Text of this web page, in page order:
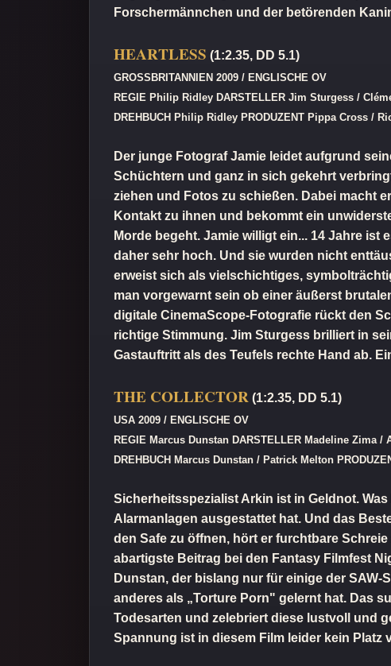
Forschermännchen und der betörenden
HEARTLESS (1:2.35, DD 5.1)
GROSSBRITANNIEN 2009 / ENGLISCHE OV
REGIE Philip Ridley DARSTELLER Jim Sturgess /
DREHBUCH Philip Ridley PRODUZENT Pippa Cross /
Der junge Fotograf Jamie leidet aufgrund
Schüchtern und ganz in sich gekehrt
ziehen und Fotos zu schießen. Dabei macht
Kontakt zu ihnen und bekommt ein
Morde begeht. Jamie willigt ein... 14 Jahre
daher sehr hoch. Und sie wurden nicht
erweist sich als vielschichtiges,
man vorgewarnt sein ob einer äußerst
digitale CinemaScope-Fotografie rückt den
richtige Stimmung. Jim Sturgess brilliert in
Gastauftritt als des Teufels rechte Hand ab.
THE COLLECTOR (1:2.35, DD 5.1)
USA 2009 / ENGLISCHE OV
REGIE Marcus Dunstan DARSTELLER Madeline
DREHBUCH Marcus Dunstan / Patrick Melton
Sicherheitsspezialist Arkin ist in Geldnot.
Alarmanlagen ausgestattet hat. Und das
den Safe zu öffnen, hört er furchtbare
abartigste Beitrag bei den Fantasy Filmfest
Dunstan, der bislang nur für einige der
anderes als „Torture Porn" gelernt hat. Das
Todesarten und zelebriert diese lustvoll und
Spannung ist in diesem Film leider kein